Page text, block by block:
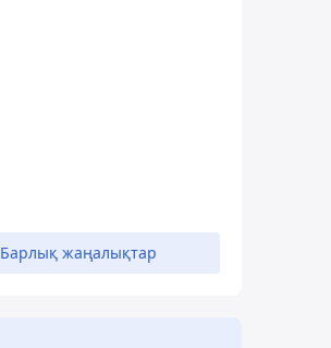
Барлық жаңалықтар